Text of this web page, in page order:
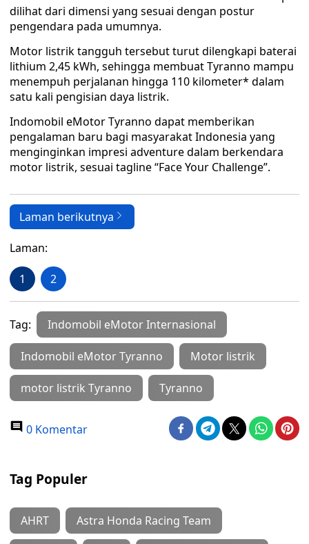
dilihat dari dimensi yang sesuai dengan postur
pengendara pada umumnya.
Motor listrik tangguh tersebut turut dilengkapi baterai
lithium 2,45 kWh, sehingga membuat Tyranno mampu
menempuh perjalanan hingga 110 kilometer* dalam
satu kali pengisian daya listrik.
Indomobil eMotor Tyranno dapat memberikan
pengalaman baru bagi masyarakat Indonesia yang
menginginkan impresi adventure dalam berkendara
motor listrik, sesuai tagline “Face Your Challenge”.
Laman berikutnya
Laman:
1 2
Tag: Indomobil eMotor Internasional
Indomobil eMotor Tyranno Motor listrik
motor listrik Tyranno Tyranno
0 Komentar
Tag Populer
AHRT Astra Honda Racing Team